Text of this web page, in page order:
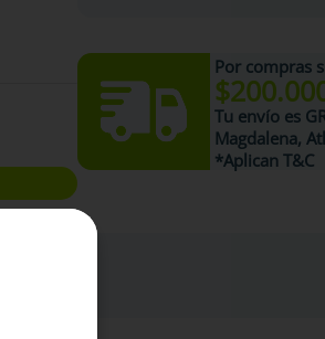
Por compras
Tu envío es
Magdalena,
*Aplican T&C